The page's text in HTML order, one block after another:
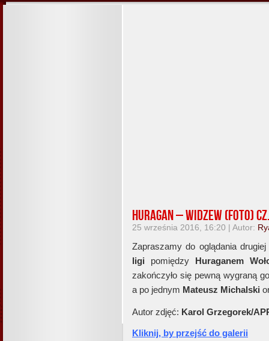
Huragan – Widzew (foto)
25 września 2016, 16:20 | Autor:
Zapraszamy do oglądania
ligi pomiędzy Huraganem
zakończyło się pewną wygraną
a po jednym Mateusz Michalski
Autor zdjęć: Karol Grzegorek/
Kliknij, by przejść do galerii